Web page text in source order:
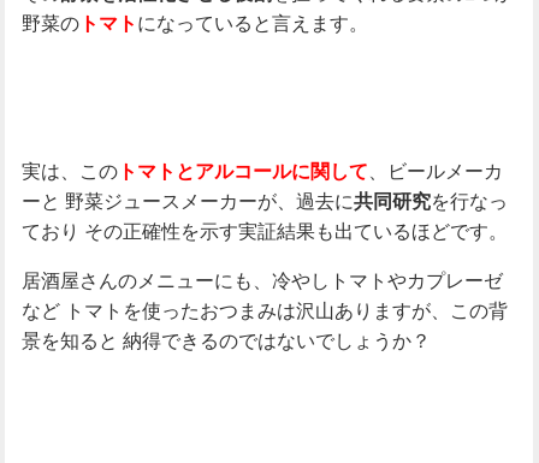
野菜のトマト になっていると言えます。
実は、このトマトとアルコールに関して 、ビールメーカ
ーと 野菜ジュースメーカーが、過去に共同研究を行なっ
ており その正確性を示す実証結果も出ているほどです。
居酒屋さんのメニューにも、冷やしトマトやカプレーゼ
などトマトを使ったおつまみは沢山ありますが、この背
景を知ると 納得できるのではないでしょうか？